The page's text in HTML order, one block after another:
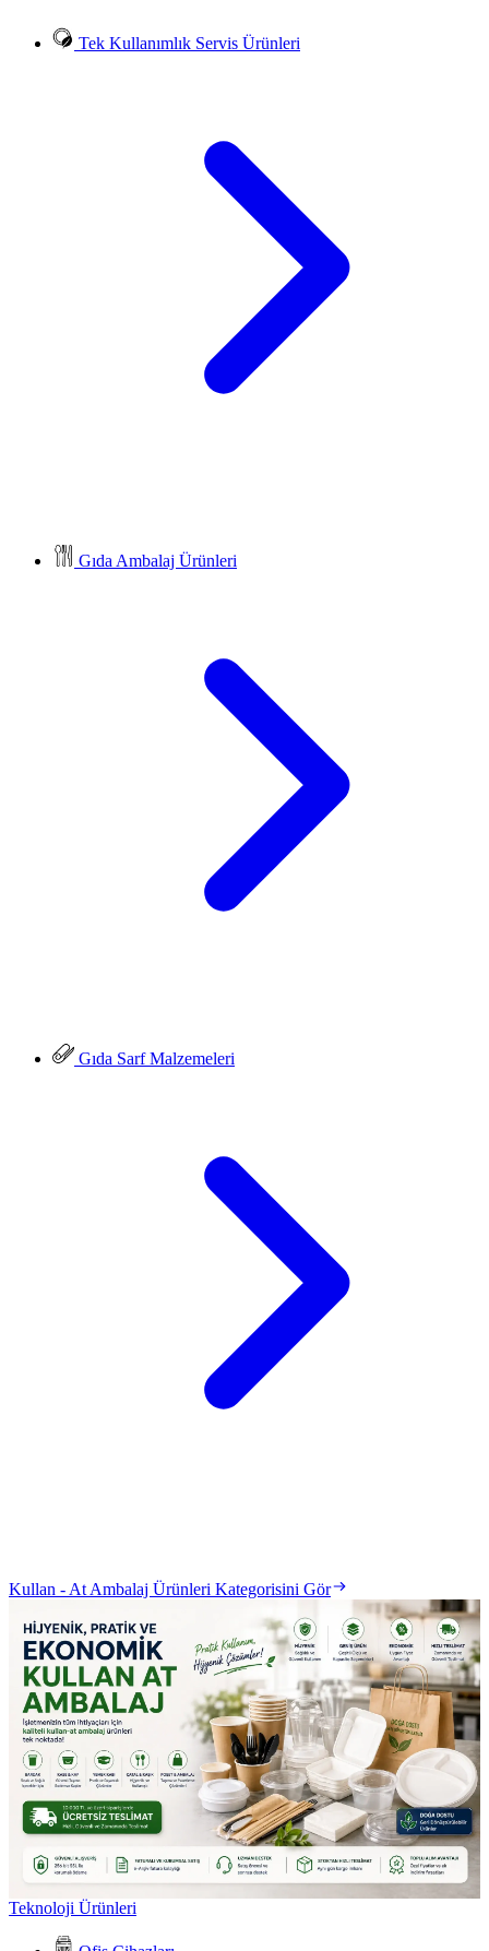
Tek Kullanımlık Servis Ürünleri
Gıda Ambalaj Ürünleri
Gıda Sarf Malzemeleri
Kullan - At Ambalaj Ürünleri Kategorisini Gör
Teknoloji Ürünleri